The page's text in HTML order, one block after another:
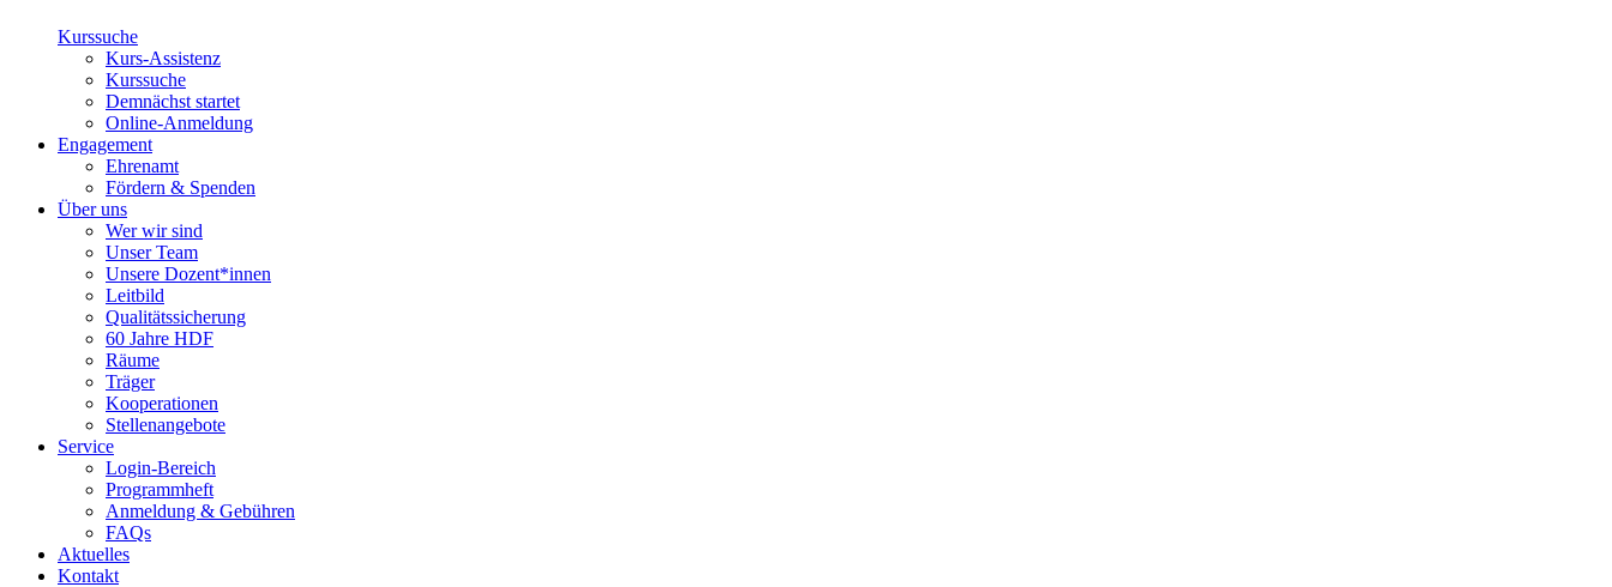
Kurssuche
Kurs-Assistenz
Kurssuche
Demnächst startet
Online-Anmeldung
Engagement
Ehrenamt
Fördern & Spenden
Über uns
Wer wir sind
Unser Team
Unsere Dozent*innen
Leitbild
Qualitätssicherung
60 Jahre HDF
Räume
Träger
Kooperationen
Stellenangebote
Service
Login-Bereich
Programmheft
Anmeldung & Gebühren
FAQs
Aktuelles
Kontakt